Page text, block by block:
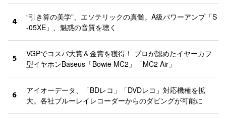
4
“引き算の美学”、エソテリックの真髄。A級パワーアンプ「S
-05XE」、魅惑の音質を聴く
5
VGPでコスパ大賞＆金賞を獲得！ プロが認めたイヤーカフ
型イヤホンBaseus「Bowie MC2」「MC2 Air」
6
アイオーデータ、「BDレコ」「DVDレコ」対応機種を拡
大。各社ブルーレイレコーダーからのダビングが可能に